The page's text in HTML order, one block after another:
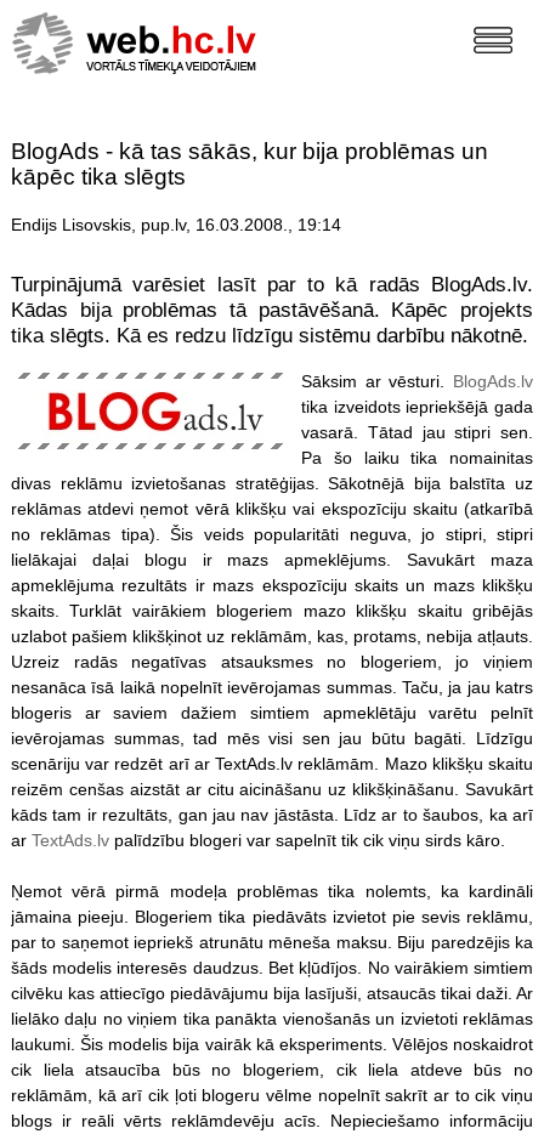
BlogAds - kā tas sākās, kur bija problēmas un
kāpēc tika slēgts
Endijs Lisovskis, pup.lv, 16.03.2008., 19:14
Turpinājumā varēsiet lasīt par to kā radās BlogAds.lv.
Kādas bija problēmas tā pastāvēšanā. Kāpēc projekts
tika slēgts. Kā es redzu līdzīgu sistēmu darbību nākotnē.
Sāksim ar vēsturi. BlogAds.lv
tika izveidots iepriekšējā gada
vasarā. Tātad jau stipri sen.
Pa šo laiku tika nomainitas
divas reklāmu izvietošanas stratēģijas. Sākotnējā bija balstīta uz
reklāmas atdevi ņemot vērā klikšķu vai ekspozīciju skaitu (atkarībā
no reklāmas tipa). Šis veids popularitāti neguva, jo stipri, stipri
lielākajai daļai blogu ir mazs apmeklējums. Savukārt maza
apmeklējuma rezultāts ir mazs ekspozīciju skaits un mazs klikšķu
skaits. Turklāt vairākiem blogeriem mazo klikšķu skaitu gribējās
uzlabot pašiem klikšķinot uz reklāmām, kas, protams, nebija atļauts.
Uzreiz radās negatīvas atsauksmes no blogeriem, jo viņiem
nesanāca īsā laikā nopelnīt ievērojamas summas. Taču, ja jau katrs
blogeris ar saviem dažiem simtiem apmeklētāju varētu pelnīt
ievērojamas summas, tad mēs visi sen jau būtu bagāti. Līdzīgu
scenāriju var redzēt arī ar TextAds.lv reklāmām. Mazo klikšķu skaitu
reizēm cenšas aizstāt ar citu aicināšanu uz klikšķināšanu. Savukārt
kāds tam ir rezultāts, gan jau nav jāstāsta. Līdz ar to šaubos, ka arī
ar TextAds.lvpalīdzību blogeri var sapelnīt tik cik viņu sirds kāro.
Ņemot vērā pirmā modeļa problēmas tika nolemts, ka kardināli
jāmaina pieeju. Blogeriem tika piedāvāts izvietot pie sevis reklāmu,
par to saņemot iepriekš atrunātu mēneša maksu. Biju paredzējis ka
šāds modelis interesēs daudzus. Bet kļūdījos. No vairākiem simtiem
cilvēku kas attiecīgo piedāvājumu bija lasījuši, atsaucās tikai daži. Ar
lielāko daļu no viņiem tika panākta vienošanās un izvietoti reklāmas
laukumi. Šis modelis bija vairāk kā eksperiments. Vēlējos noskaidrot
cik liela atsaucība būs no blogeriem, cik liela atdeve būs no
reklāmām, kā arī cik ļoti blogeru vēlme nopelnīt sakrīt ar to cik viņu
blogs ir reāli vērts reklāmdevēju acīs. Nepieciešamo informāciju